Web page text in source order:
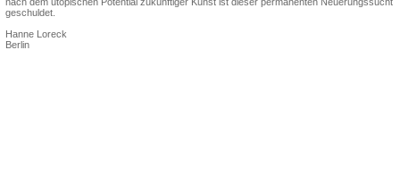
geschuldet.
Hanne Loreck
Berlin